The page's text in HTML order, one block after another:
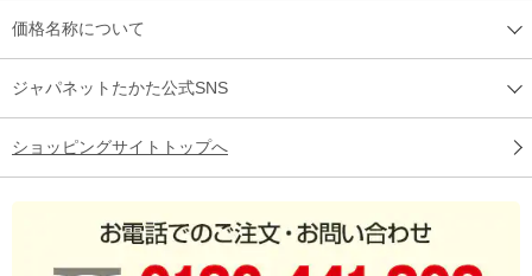
価格名称について
ジャパネットたかた公式SNS
ショッピングサイトトップへ